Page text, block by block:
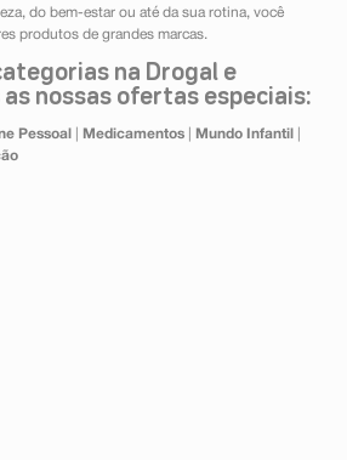
do bem-estar ou até da sua rotina, você
produtos de grandes marcas.
na Drogal e
nossas ofertas especiais:
Pessoal Medicamentos| Mundo Infantil